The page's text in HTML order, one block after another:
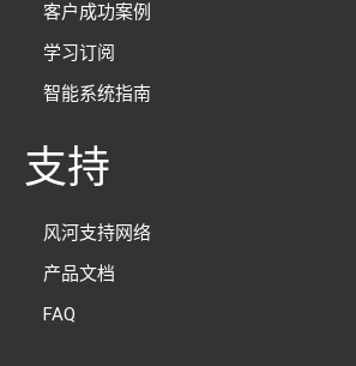
客户成功案例
学习订阅
智能系统指南
支持
风河支持网络
产品文档
FAQ